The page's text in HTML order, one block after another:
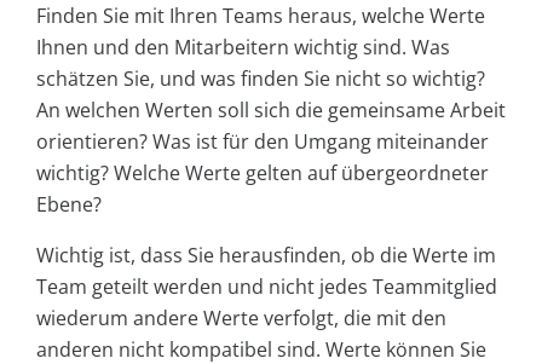
Finden Sie mit Ihren Teams heraus, welche Werte
Ihnen und den Mitarbeitern wichtig sind. Was
schätzen Sie, und was finden Sie nicht so wichtig?
An welchen Werten soll sich die gemeinsame Arbeit
orientieren? Was ist für den Umgang miteinander
wichtig? Welche Werte gelten auf übergeordneter
Ebene?
Wichtig ist, dass Sie herausfinden, ob die Werte im
Team geteilt werden und nicht jedes Teammitglied
wiederum andere Werte verfolgt, die mit den
anderen nicht kompatibel sind. Werte können Sie